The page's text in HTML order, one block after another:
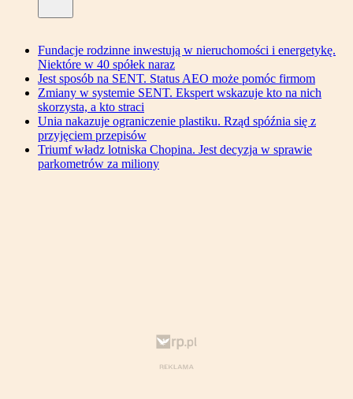
Fundacje rodzinne inwestują w nieruchomości i energetykę.
Niektóre w 40 spółek naraz
Jest sposób na SENT. Status AEO może pomóc firmom
Zmiany w systemie SENT. Ekspert wskazuje kto na nich
skorzysta, a kto straci
Unia nakazuje ograniczenie plastiku. Rząd spóźnia się z
przyjęciem przepisów
Triumf władz lotniska Chopina. Jest decyzja w sprawie
parkometrów za miliony